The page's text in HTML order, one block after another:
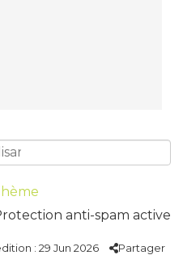
anti-spam active
: 29 Jun 2026 Partager